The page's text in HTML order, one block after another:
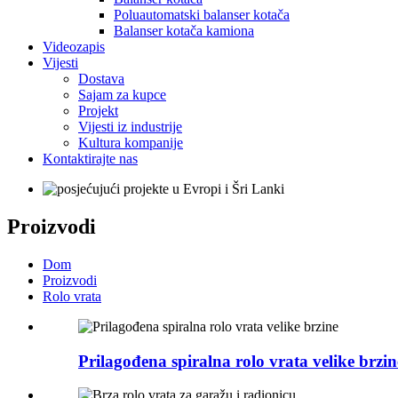
Poluautomatski balanser kotača
Balanser kotača kamiona
Videozapis
Vijesti
Dostava
Sajam za kupce
Projekt
Vijesti iz industrije
Kultura kompanije
Kontaktirajte nas
Proizvodi
Dom
Proizvodi
Rolo vrata
Prilagođena spiralna rolo vrata velike